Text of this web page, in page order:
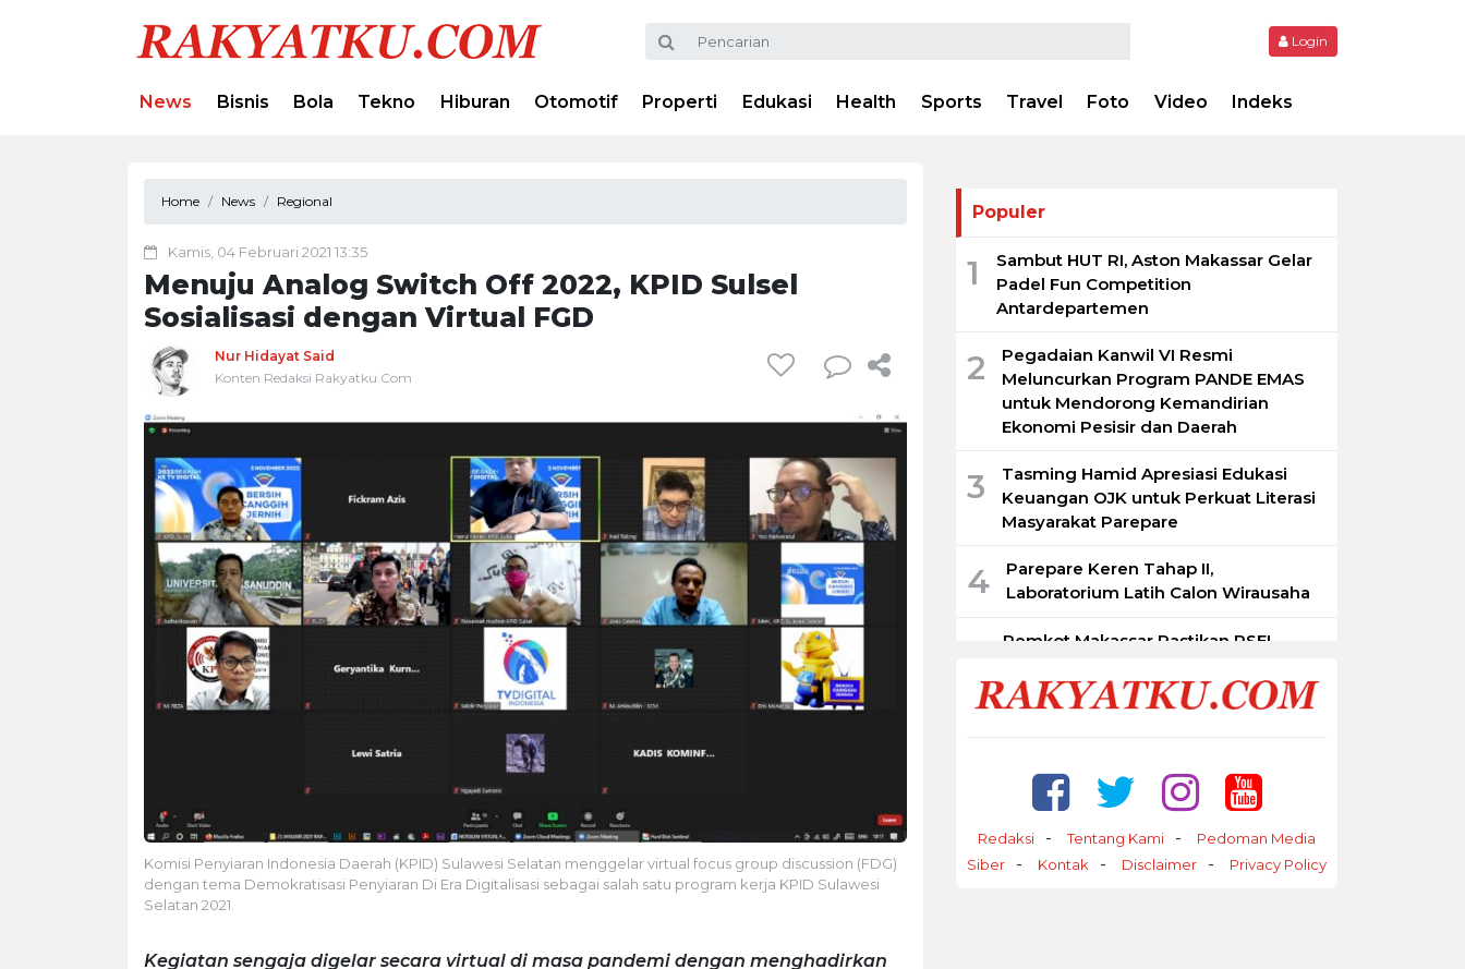
Login
News Bisnis Bola Tekno Hiburan Otomotif Properti Edukasi Health Sports Travel Foto Video Indeks
Home News Regional
Kamis, 04 Februari 2021 13:35
Menuju Analog Switch Off 2022, KPID Sulsel
Sosialisasi dengan Virtual FGD
Nur Hidayat Said
Konten Redaksi Rakyatku.Com
Komisi Penyiaran Indonesia Daerah (KPID) Sulawesi Selatan menggelar virtual focus group discussion (FDG)
dengan tema Demokratisasi Penyiaran Di Era Digitalisasi sebagai salah satu program kerja KPID Sulawesi
Selatan 2021.
Kegiatan sengaja digelar secara virtual di masa pandemi dengan menghadirkan
Populer
1
Sambut HUT RI, Aston Makassar Gelar
Padel Fun Competition
Antardepartemen
2
Pegadaian Kanwil VI Resmi
Meluncurkan Program PANDE EMAS
untuk Mendorong Kemandirian
Ekonomi Pesisir dan Daerah
3
Tasming Hamid Apresiasi Edukasi
Keuangan OJK untuk Perkuat Literasi
Masyarakat Parepare
4
Parepare Keren Tahap II,
Laboratorium Latih Calon Wirausaha
Pemkot Makassar Pastikan PSEL
Dimatangkan
Redaksi Tentang Kami
Pedoman Media
Siber
Kontak Disclaimer Privacy Policy